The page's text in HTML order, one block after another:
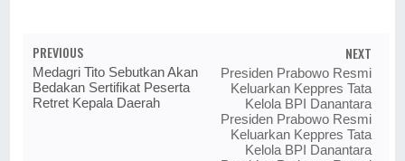
PREVIOUS
Medagri Tito Sebutkan Akan
Bedakan Sertifikat Peserta
Retret Kepala Daerah
NEXT
Presiden Prabowo Resmi
Keluarkan Keppres Tata
Kelola BPI Danantara
Presiden Prabowo Resmi
Keluarkan Keppres Tata
Kelola BPI Danantara